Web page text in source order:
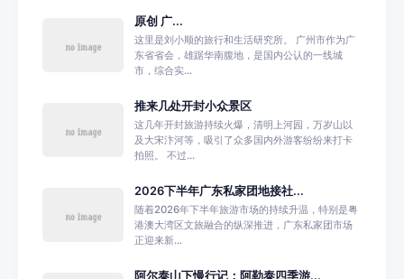
原创 广...
这里是刘小顺的旅行和生活研究所。 广州市作为广
东省省会，雄踞华南腹地，是国内公认的一线城
市，综合实...
推来几处开封小众景区
这几年开封旅游持续火爆，清明上河园，万岁山以
及大宋汴河等，吸引了众多国内外游客纷纷来打卡
拍照。 不过...
2026下半年广东私家团地接社...
随着2026年下半年旅游市场的持续升温，特别是粤
港澳大湾区文旅融合的纵深推进，广东私家团市场
正迎来新...
阿尔泰山下慢行记：阿勒泰四季游...